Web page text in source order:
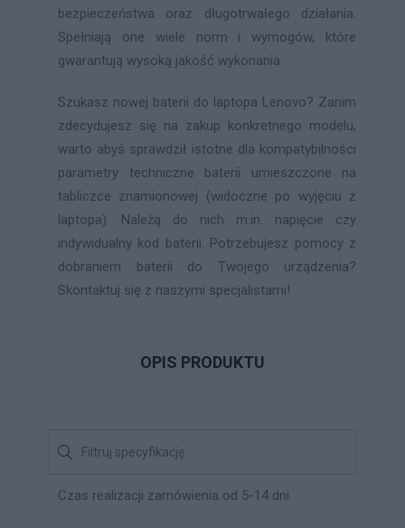
bezpieczeństwa oraz długotrwałego działania.
Spełniają one wiele norm i wymogów, które
gwarantują wysoką jakość wykonania
Szukasz nowej baterii do laptopa Lenovo? Zanim
zdecydujesz się na zakup konkretnego modelu,
warto abyś sprawdził istotne dla kompatybilności
parametry techniczne baterii umieszczone na
tabliczce znamionowej (widoczne po wyjęciu z
laptopa). Należą do nich m.in. napięcie czy
indywidualny kod baterii. Potrzebujesz pomocy z
dobraniem baterii do Twojego urządzenia?
Skontaktuj się z naszymi specjalistami!
OPIS PRODUKTU
Czas realizacji zamówienia od 5-14 dni.